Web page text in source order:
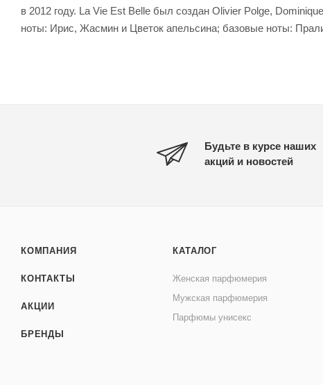
в 2012 году. La Vie Est Belle был создан Olivier Polge,
ноты: Ирис, Жасмин и Цветок апельсина; базовые ноты:
Будьте в курсе наших
акций и новостей
КОМПАНИЯ
КОНТАКТЫ
АКЦИИ
БРЕНДЫ
КАТАЛОГ
Женская парфюмерия
Мужская парфюмерия
Парфюмы унисекс